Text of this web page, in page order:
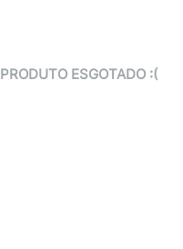
PRODUTO ESGOTADO :(